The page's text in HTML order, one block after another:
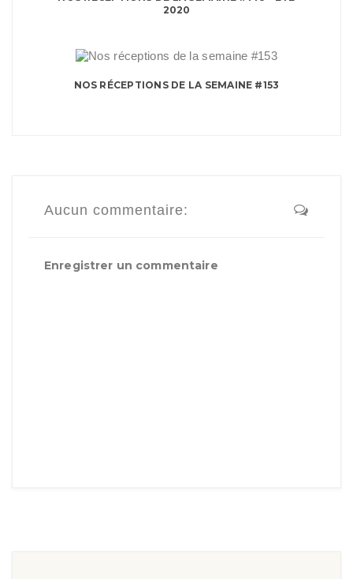
2020
NOS RÉCEPTIONS DE LA SEMAINE #153
Aucun commentaire:
Enregistrer un commentaire